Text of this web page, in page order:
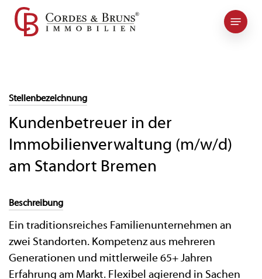
Skip
Kontakt
Stellenbezeichnung
Kundenbetreuer in der
Immobilienverwaltung (m/w/d)
am Standort Bremen
Beschreibung
Ein traditionsreiches Familienunternehmen an
zwei Standorten. Kompetenz aus mehreren
Generationen und mittlerweile 65+ Jahren
Erfahrung am Markt. Flexibel agierend in Sachen